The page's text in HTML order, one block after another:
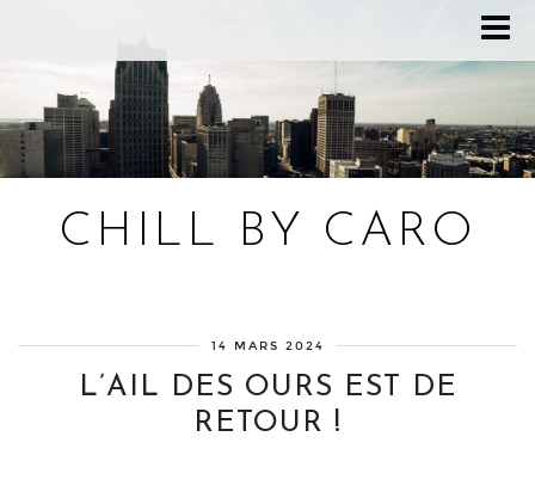
CHILL BY CARO
14 MARS 2024
L’AIL DES OURS EST DE
RETOUR !